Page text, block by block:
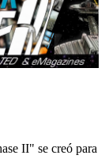
II" se creó para